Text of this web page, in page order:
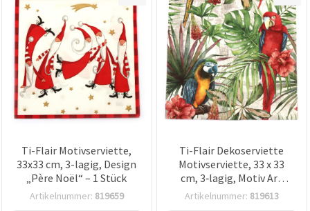
Ti-Flair Motivserviette,
33x33 cm, 3-lagig, Design
„Père Noël“ – 1 Stück
Artikelnummer: 819659
Ti-Flair Dekoserviette
Motivserviette, 33 x 33
cm, 3‑lagig, Motiv Ara
(Papagei), für
Artikelnummer: 819613